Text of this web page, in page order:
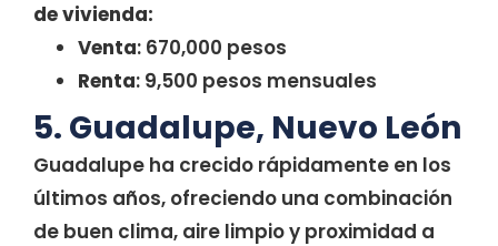
de vivienda:
Venta: 670,000 pesos
Renta: 9,500 pesos mensuales
5. Guadalupe, Nuevo León
Guadalupe ha crecido rápidamente en los
últimos años, ofreciendo una combinación
de buen clima, aire limpio y proximidad a